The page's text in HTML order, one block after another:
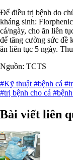
Để điều trị bệnh do
kháng sinh:
cá/ngày, cho ăn liên
để tăng cường sức đề
ăn liên tục 5 ngày.
Nguồn: TCTS
#Kỹ thuật #bệnh cá
#trị bệnh cho cá
Bài viết liên